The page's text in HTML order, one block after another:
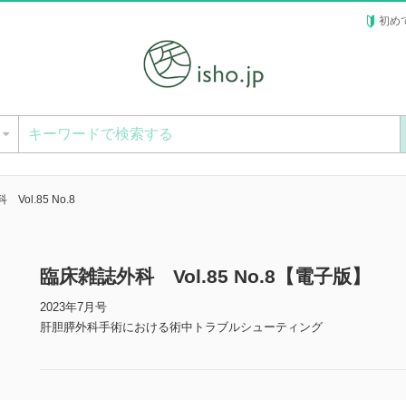
初め
Vol.85 No.8
臨床雑誌外科 Vol.85 No.8【電子版】
2023年7月号
肝胆膵外科手術における術中トラブルシューティング